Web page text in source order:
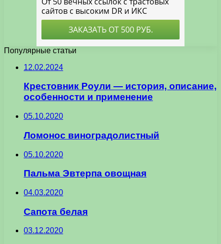
Популярные статьи
12.02.2024
Крестовник Роули — история, описание,
особенности и применение
05.10.2020
Ломонос виноградолистный
05.10.2020
Пальма Эвтерпа овощная
04.03.2020
Сапота белая
03.12.2020